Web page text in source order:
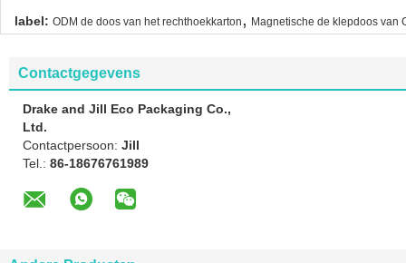
label: ODM de doos van het rechthoekkarton , Magnetische de klepdoos van
Contactgegevens
Drake and Jill Eco Packaging Co.,
Ltd.
Contactpersoon: Jill
Tel.: 86-18676761989